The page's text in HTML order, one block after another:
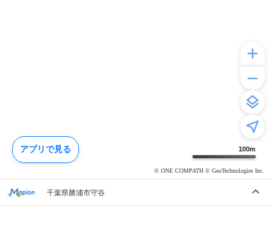
100m
© ONE COMPATH © GeoTechnologies Inc.
千葉県勝浦市守谷
アプリで見る